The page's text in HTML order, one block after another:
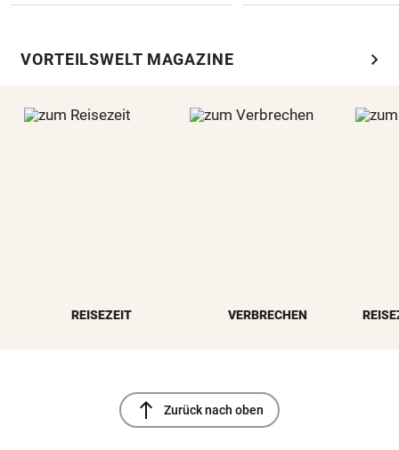
VORTEILSWELT MAGAZINE chevron_right
REISEZEIT VERBRECHEN
north Zurück nach oben